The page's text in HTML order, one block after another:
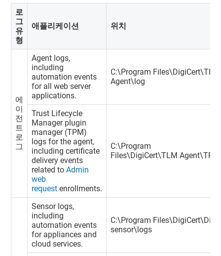
로
그
유
형
애플리케이션 위치
에
이
전
트
로
그
Agent logs,
including
automation events
for all web server
applications.
C:\Program
Agent\log
Trust Lifecycle
Managerplugin
manager (TPM)
logs for the agent,
including certificate
delivery events
related toAdmin
web
request enrollments.
C:\Program
Files\DigiCert\TLM
Sensor logs,
including
automation events
for appliances and
cloud services.
C:\Program
sensor\logs